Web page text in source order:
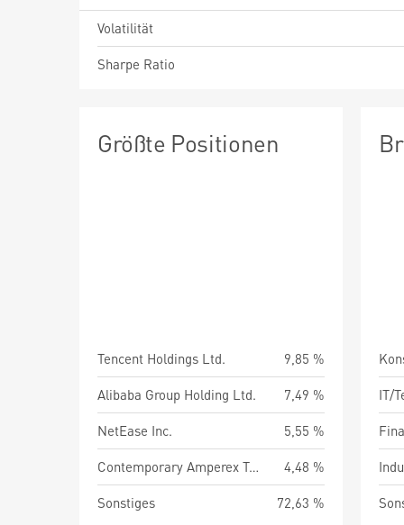
Volatilität
Sharpe Ratio
Größte Positionen
Tencent Holdings Ltd.
9,85 %
Alibaba Group Holding Ltd.
7,49 %
NetEase Inc.
5,55 %
Contemporary Amperex Technolog
4,48 %
Sonstiges
72,63 %
IT/